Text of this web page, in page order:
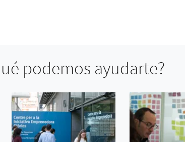
podemos ayudarte?